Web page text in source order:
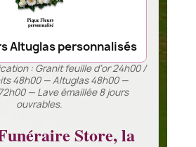
Altuglas personnalisés
: Granit feuille d’or 24h00 /
48h00 — Altuglas 48h00 —
— Lave émaillée 8 jours
ouvrables.
Store, la